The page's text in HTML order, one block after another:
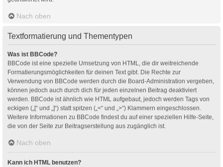
Nach oben
Textformatierung und Thementypen
Was ist BBCode?
BBCode ist eine spezielle Umsetzung von HTML, die dir weitreichende
Formatierungsmöglichkeiten für deinen Text gibt. Die Rechte zur
Verwendung von BBCode werden durch die Board-Administration vergeben,
können jedoch auch durch dich für jeden einzelnen Beitrag deaktiviert
werden. BBCode ist ähnlich wie HTML aufgebaut, jedoch werden Tags von
eckigen („[“ und „]“) statt spitzen („<“ und „>“) Klammern eingeschlossen.
Weitere Informationen zu BBCode findest du auf einer speziellen Hilfe-Seite,
die von der Seite zur Beitragserstellung aus zugänglich ist.
Nach oben
Kann ich HTML benutzen?